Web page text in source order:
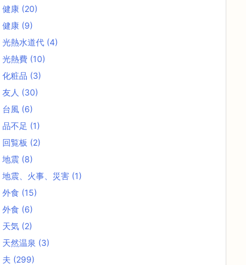
健康 (20)
健康 (9)
光熱水道代 (4)
光熱費 (10)
化粧品 (3)
友人 (30)
台風 (6)
品不足 (1)
回覧板 (2)
地震 (8)
地震、火事、災害 (1)
外食 (15)
外食 (6)
天気 (2)
天然温泉 (3)
夫 (299)